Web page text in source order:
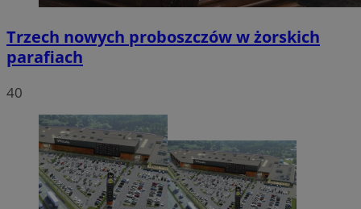
Trzech nowych proboszczów w żorskich
parafiach
40